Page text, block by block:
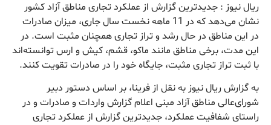
ریال نیوز : جدیدترین گزارش از عملکرد تجاری مناطق آزاد کشور
نشان می‌دهد که در 11 ماهه نخست سال جاری، میزان صادرات
در این مناطق در حال رشد و تراز تجاری همچنان مثبت است. در
این مدت، برخی مناطق مانند ماکو، قشم، کیش و ارس توانسته‌اند
با ثبت تراز تجاری مثبت، جایگاه خود را در صادرات تقویت کنند.
به گزارش ریال نیوز به نقل از فرینا، بر اساس دستور دبیر
شورای‌عالی مناطق آزاد مبنی اعلام گزارش واردات و صادرات و در
راستای شفافیت عملکرد، جدیدترین گزارش از عملکرد تجاری